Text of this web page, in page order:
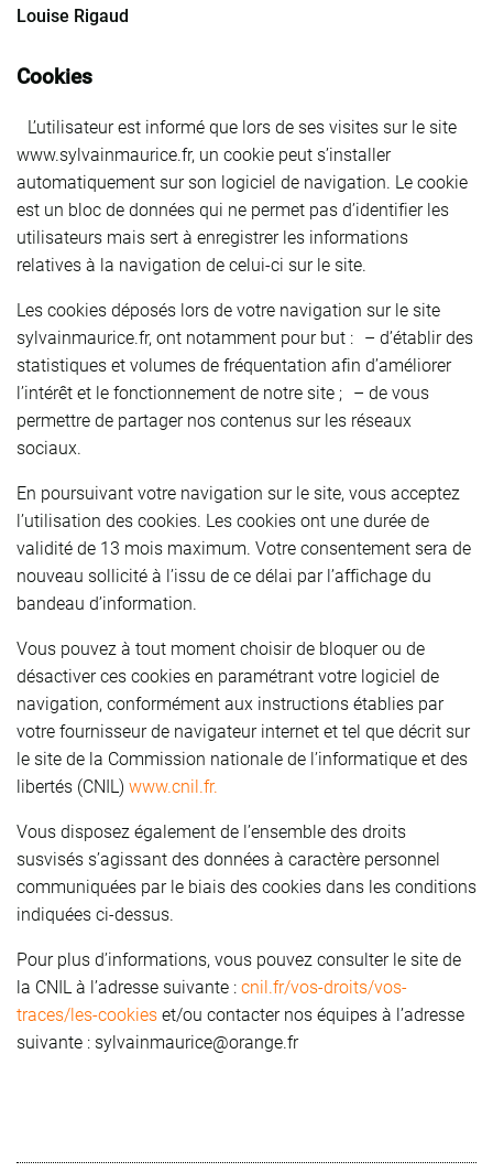
Louise Rigaud
Cookies
L’utilisateur est informé que lors de ses visites sur le site
www.sylvainmaurice.fr, un cookie peut s’installer
automatiquement sur son logiciel de navigation. Le cookie
est un bloc de données qui ne permet pas d’identifier les
utilisateurs mais sert à enregistrer les informations
relatives à la navigation de celui-ci sur le site.
Les cookies déposés lors de votre navigation sur le site
sylvainmaurice.fr, ont notamment pour but : – d’établir des
statistiques et volumes de fréquentation afin d’améliorer
l’intérêt et le fonctionnement de notre site ; – de vous
permettre de partager nos contenus sur les réseaux
sociaux.
En poursuivant votre navigation sur le site, vous acceptez
l’utilisation des cookies. Les cookies ont une durée de
validité de 13 mois maximum. Votre consentement sera de
nouveau sollicité à l’issu de ce délai par l’affichage du
bandeau d’information.
Vous pouvez à tout moment choisir de bloquer ou de
désactiver ces cookies en paramétrant votre logiciel de
navigation, conformément aux instructions établies par
votre fournisseur de navigateur internet et tel que décrit sur
le site de la Commission nationale de l’informatique et des
libertés (CNIL) www.cnil.fr.
Vous disposez également de l’ensemble des droits
susvisés s’agissant des données à caractère personnel
communiquées par le biais des cookies dans les conditions
indiquées ci-dessus.
Pour plus d’informations, vous pouvez consulter le site de
la CNIL à l’adresse suivante : cnil.fr/vos-droits/vos-
traces/les-cookies et/ou contacter nos équipes à l’adresse
suivante : sylvainmaurice@orange.fr